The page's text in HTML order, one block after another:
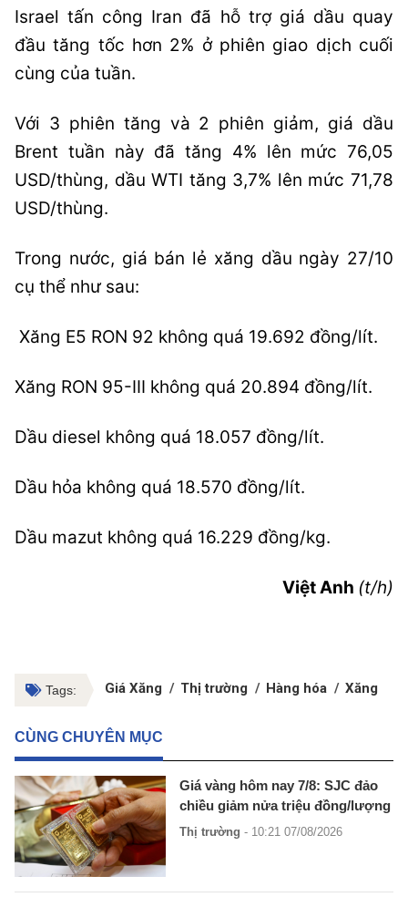
Israel tấn công Iran đã hỗ trợ giá dầu quay
đầu tăng tốc hơn 2% ở phiên giao dịch cuối
cùng của tuần.
Với 3 phiên tăng và 2 phiên giảm, giá dầu
Brent tuần này đã tăng 4% lên mức 76,05
USD/thùng, dầu WTI tăng 3,7% lên mức 71,78
USD/thùng.
Trong nước, giá bán lẻ xăng dầu ngày 27/10
cụ thể như sau:
Xăng E5 RON 92 không quá 19.692 đồng/lít.
Xăng RON 95-III không quá 20.894 đồng/lít.
Dầu diesel không quá 18.057 đồng/lít.
Dầu hỏa không quá 18.570 đồng/lít.
Dầu mazut không quá 16.229 đồng/kg.
Việt Anh (t/h)
Tags: Giá Xăng Thị trường Hàng hóa Xăng
CÙNG CHUYÊN MỤC
Giá vàng hôm nay 7/8: SJC đảo
chiều giảm nửa triệu đồng/lượng
Thị trường - 10:21 07/08/2026